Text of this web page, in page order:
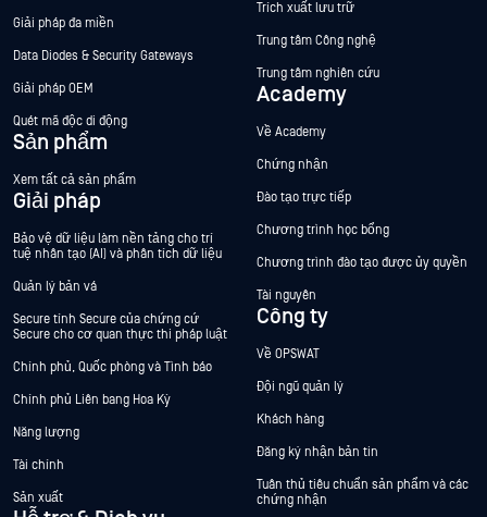
Giải pháp đa miền
Data Diodes & Security Gateways
Giải pháp OEM
Quét mã độc di động
Sản phẩm
Xem tất cả sản phẩm
Giải pháp
Bảo vệ dữ liệu làm nền tảng cho trí
tuệ nhân tạo (AI) và phân tích dữ liệu
Quản lý bản vá
Secure tính Secure của chứng cứ
Secure cho cơ quan thực thi pháp luật
Chính phủ, Quốc phòng và Tình báo
Chính phủ Liên bang Hoa Kỳ
Năng lượng
Tài chính
Sản xuất
Trích xuất lưu trữ
Trung tâm Công nghệ
Trung tâm nghiên cứu
Academy
Về Academy
Chứng nhận
Đào tạo trực tiếp
Chương trình học bổng
Chương trình đào tạo được ủy quyền
Tài nguyên
Công ty
Về OPSWAT
Đội ngũ quản lý
Khách hàng
Đăng ký nhận bản tin
Tuân thủ tiêu chuẩn sản phẩm và các
chứng nhận